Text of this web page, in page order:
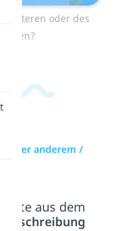
oder des
unter anderem /
aus dem